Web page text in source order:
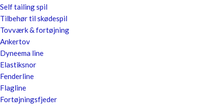
Self tailing spil
Tilbehør til skødespil
Tovværk & fortøjning
Ankertov
Dyneema line
Elastiksnor
Fenderline
Flagline
Fortøjningsfjeder